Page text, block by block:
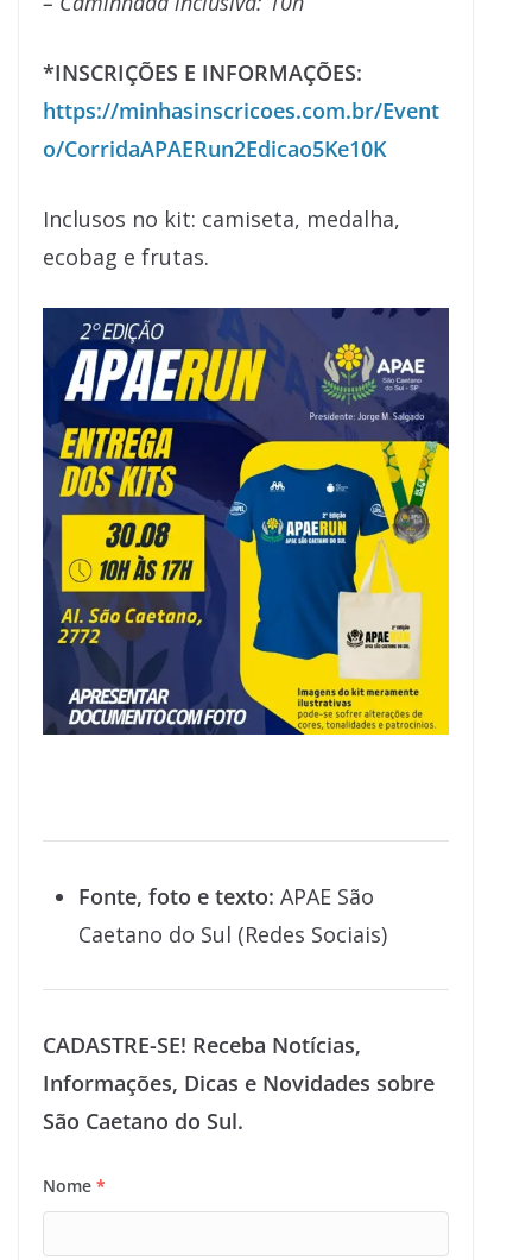
*INSCRIÇÕES E INFORMAÇÕES:
https://minhasinscricoes.com.br/Event
o/CorridaAPAERun2Edicao5Ke10K
Inclusos no kit: camiseta, medalha,
ecobag e frutas.
Fonte, foto e texto: APAE São
Caetano do Sul (Redes Sociais)
CADASTRE-SE! Receba Notícias,
Informações, Dicas e Novidades sobre
São Caetano do Sul.
Nome *